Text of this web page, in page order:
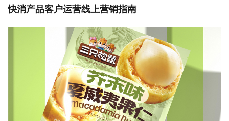
快消产品客户运营线上营销指南